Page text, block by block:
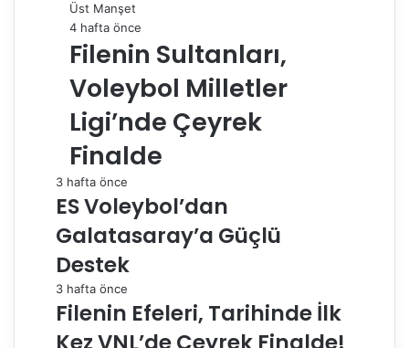
Üst Manşet
4 hafta önce
Filenin Sultanları,
Voleybol Milletler
Ligi’nde Çeyrek
Finalde
3 hafta önce
ES Voleybol’dan
Galatasaray’a Güçlü
Destek
3 hafta önce
Filenin Efeleri, Tarihinde İlk